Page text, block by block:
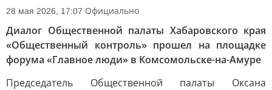
28 мая 2026, 17:07 Официально
Диалог Общественной палаты Хабаровского края
«Общественный контроль» прошел на площадке
форума «Главное люди» в Комсомольске-на-Амуре
Председатель Общественной палаты Оксана